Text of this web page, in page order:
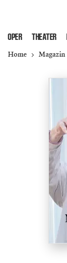
OPER THEATER
Home Magazin